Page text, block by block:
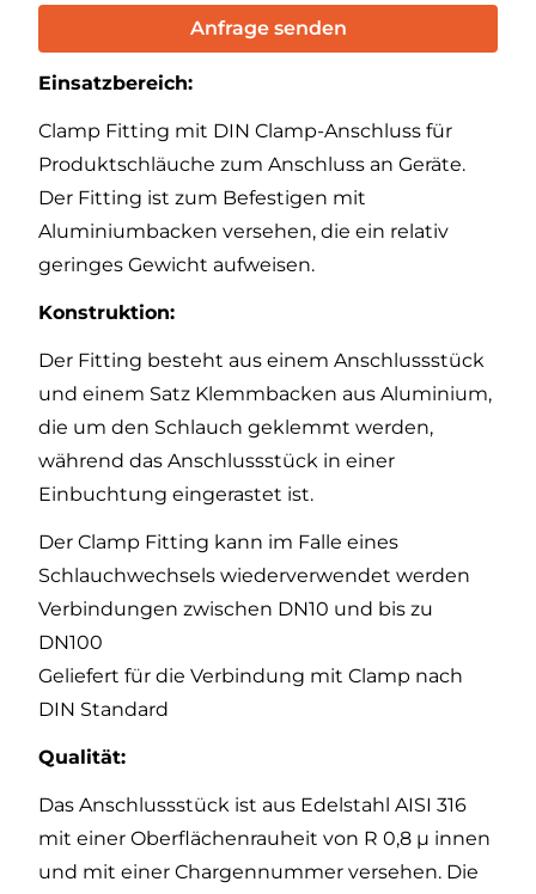
Anfrage senden
Einsatzbereich:
Clamp Fitting mit DIN Clamp-Anschluss für
Produktschläuche zum Anschluss an Geräte.
Der Fitting ist zum Befestigen mit
Aluminiumbacken versehen, die ein relativ
geringes Gewicht aufweisen.
Konstruktion:
Der Fitting besteht aus einem Anschlussstück
und einem Satz Klemmbacken aus Aluminium,
die um den Schlauch geklemmt werden,
während das Anschlussstück in einer
Einbuchtung eingerastet ist.
Der Clamp Fitting kann im Falle eines
Schlauchwechsels wiederverwendet werden
Verbindungen zwischen DN10 und bis zu
DN100
Geliefert für die Verbindung mit Clamp nach
DIN Standard
Qualität:
Das Anschlussstück ist aus Edelstahl AISI 316
mit einer Oberflächenrauheit von R 0,8 µ innen
und mit einer Chargennummer versehen. Die